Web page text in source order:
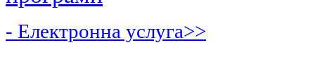
- Електронна услуга>>